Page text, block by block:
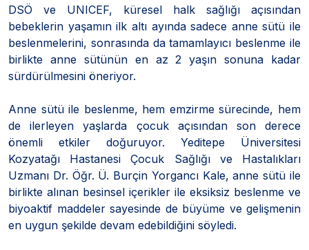
DSÖ ve UNICEF, küresel halk sağlığı açısından
bebeklerin yaşamın ilk altı ayında sadece anne sütü ile
beslenmelerini, sonrasında da tamamlayıcı beslenme ile
birlikte anne sütünün en az 2 yaşın sonuna kadar
sürdürülmesini öneriyor.
Anne sütü ile beslenme, hem emzirme sürecinde, hem
de ilerleyen yaşlarda çocuk açısından son derece
önemli etkiler doğuruyor. Yeditepe Üniversitesi
Kozyatağı Hastanesi Çocuk Sağlığı ve Hastalıkları
Uzmanı Dr. Öğr. Ü. Burçin Yorgancı Kale, anne sütü ile
birlikte alınan besinsel içerikler ile eksiksiz beslenme ve
biyoaktif maddeler sayesinde de büyüme ve gelişmenin
en uygun şekilde devam edebildiğini söyledi.